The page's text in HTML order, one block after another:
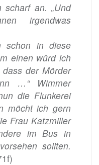
scharf an. „Und
irgendwas
in diese
einen würd ich
der Mörder
…“ Wimmer
die Flunkerei
möcht ich gern
Frau Katzmiller
im Bus in
sollten.